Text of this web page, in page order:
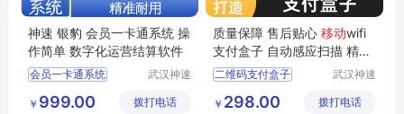
神速 银豹 会员一卡通系统 操
作简单 数字化运营结算软件
会员一卡通系统
生鲜店收银系统
武汉神速
公司
￥ 999.00 拨打电话
质量保障 售后贴心 移动wifi
支付盒子 自动感应扫描 精准
识读 神速
二维码支付盒子
超市收款支付盒子
武汉神速
公司
￥ 298.00 拨打电话